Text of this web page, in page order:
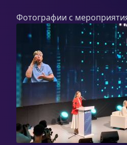
Фотографии с